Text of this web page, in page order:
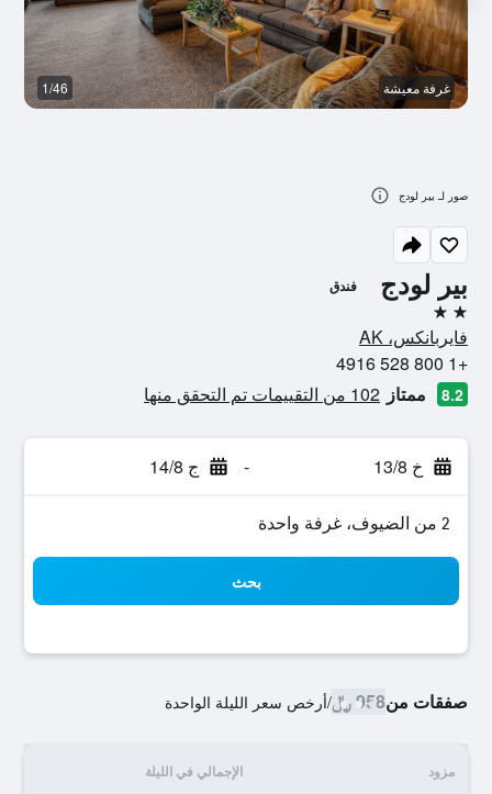
بير لودج فندق
2 نجمتين
فايربانكس، AK
+1 800 528 4916
8.2 ممتاز 102 من التقييمات تم التحقق منها
خ 13/8 - ج 14/8
2 من الضيوف، غرفة واحدة
بحث
صفقات من958 ﷼ /أرخص سعر الليلة الواحدة
مزود الإجمالي في الليلة
غرفة معيشة 1/46
صور لـ بير لودج